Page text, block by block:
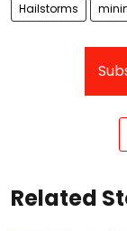
Hailstorms
Related